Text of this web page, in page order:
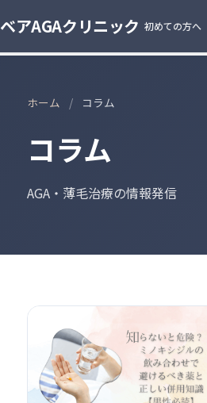
ベアAGAクリニック 初めての方へ
ホーム / コラム
コラム
AGA・薄毛治療の情報発信